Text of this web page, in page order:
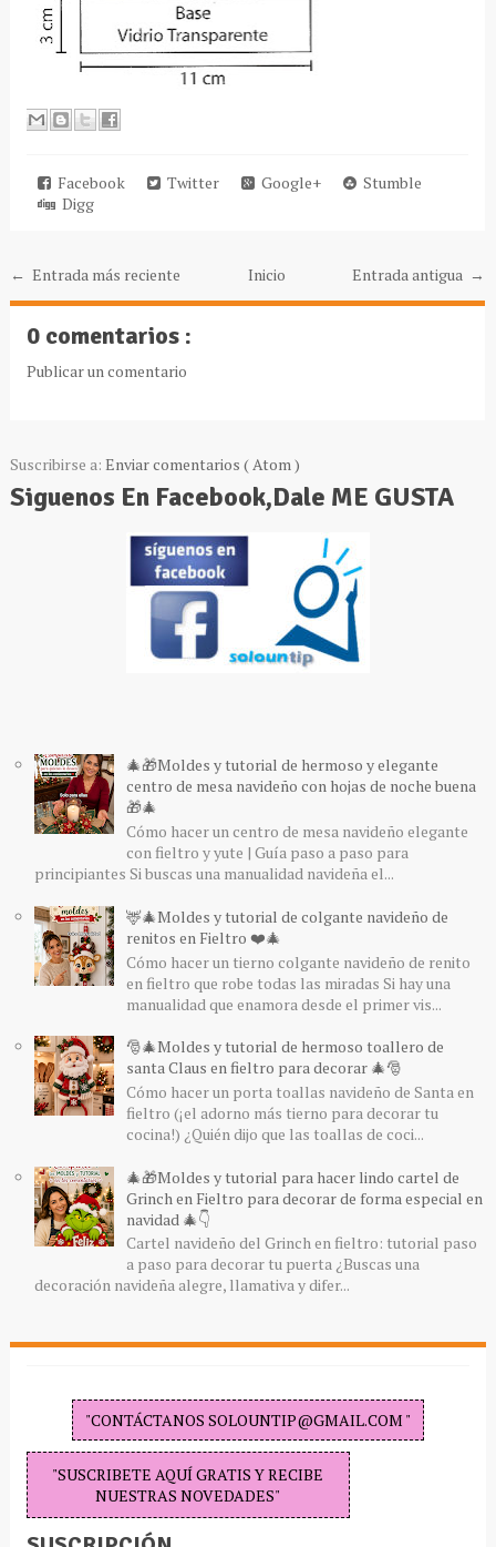
Facebook Twitter Google+
Stumble
Digg
← Entrada más reciente Entrada antigua →
Inicio
0 comentarios :
Publicar un comentario
Suscribirse a: Enviar comentarios ( Atom )
Siguenos En Facebook,Dale ME GUSTA
🎄🎁Moldes y tutorial de hermoso y elegante
centro de mesa navideño con hojas de noche buena
🎁🎄
Cómo hacer un centro de mesa navideño elegante
con fieltro y yute | Guía paso a paso para
principiantes Si buscas una manualidad navideña el...
🦌🎄Moldes y tutorial de colgante navideño de
renitos en Fieltro ❤️🎄
Cómo hacer un tierno colgante navideño de renito
en fieltro que robe todas las miradas Si hay una
manualidad que enamora desde el primer vis...
🎅🎄Moldes y tutorial de hermoso toallero de
santa Claus en fieltro para decorar 🎄🎅
Cómo hacer un porta toallas navideño de Santa en
fieltro (¡el adorno más tierno para decorar tu
cocina!) ¿Quién dijo que las toallas de coci...
🎄🎁Moldes y tutorial para hacer lindo cartel de
Grinch en Fieltro para decorar de forma especial en
navidad 🎄👇
Cartel navideño del Grinch en fieltro: tutorial paso
a paso para decorar tu puerta ¿Buscas una
decoración navideña alegre, llamativa y difer...
"CONTÁCTANOS SOLOUNTIP@GMAIL.COM "
"SUSCRIBETE AQUÍ GRATIS Y RECIBE
NUESTRAS NOVEDADES"